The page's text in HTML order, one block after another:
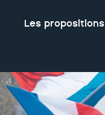
Les propositions